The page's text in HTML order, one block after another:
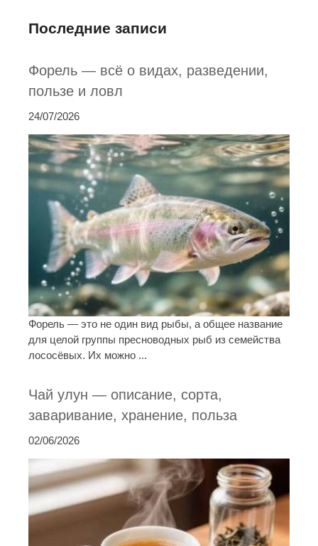
Последние записи
Форель — всё о видах, разведении,
пользе и ловл
24/07/2026
Форель — это не один вид рыбы, а общее название
для целой группы пресноводных рыб из семейства
лососёвых. Их можно ...
Чай улун — описание, сорта,
заваривание, хранение, польза
02/06/2026